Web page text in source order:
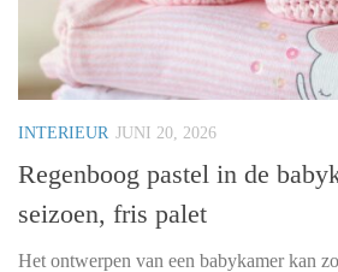
INTERIEUR JUNI 20, 2026
Regenboog pastel in de
seizoen, fris palet
Het ontwerpen van een babykamer kan